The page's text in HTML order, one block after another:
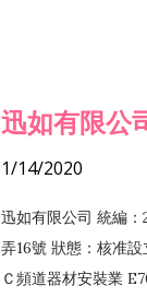
迅如有限公
1/14/2020
迅如有限公司 統編
弄16號 狀態：核准
Ｃ頻道器材安裝業